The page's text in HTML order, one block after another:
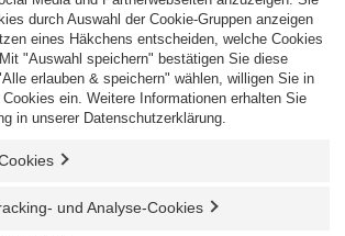
Latexhandschuhe und
bei uns sind Desinfektionsmittel,
lieferbar!
durch Auswahl der Cookie-Gruppen anzeigen
eines Häkchens entscheiden, welche Cookies
"Auswahl speichern" bestätigen Sie diese
erlauben & speichern" wählen, willigen Sie in
Cookies ein. Weitere Informationen erhalten Sie
in unserer Datenschutzerklärung.
und Analyse-Cookies